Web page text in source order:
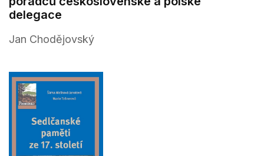
delegace
Jan Chodějovský